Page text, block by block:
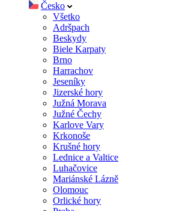
Česko
Všetko
Adršpach
Beskydy
Biele Karpaty
Brno
Harrachov
Jeseníky
Jizerské hory
Južná Morava
Južné Čechy
Karlove Vary
Krkonoše
Krušné hory
Lednice a Valtice
Luhačovice
Mariánské Lázně
Olomouc
Orlické hory